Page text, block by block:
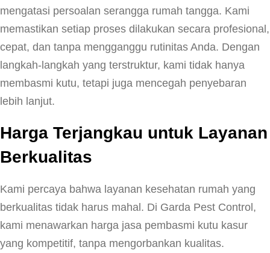
o
g
j
a
H
a
g
a
u
r
a
h
mengatasi persoalan serangga rumah tangga. Kami
memastikan setiap proses dilakukan secara profesional,
cepat, dan tanpa mengganggu rutinitas Anda. Dengan
langkah-langkah yang terstruktur, kami tidak hanya
membasmi kutu, tetapi juga mencegah penyebaran
lebih lanjut.
Harga Terjangkau untuk Layanan
Berkualitas
Kami percaya bahwa layanan kesehatan rumah yang
berkualitas tidak harus mahal. Di Garda Pest Control,
kami menawarkan harga jasa pembasmi kutu kasur
yang kompetitif, tanpa mengorbankan kualitas.